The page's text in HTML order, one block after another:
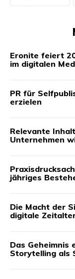
Eronite feiert
im digitalen
PR für
erzielen
Relevante
Unternehmen
jähriges
Die Macht der
digitale
Das Geheimnis
Storytelling als